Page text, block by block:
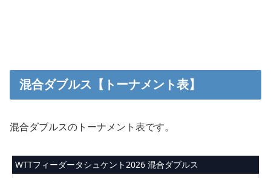
混合ダブルス【トーナメント表】
混合ダブルスのトーナメント表です。